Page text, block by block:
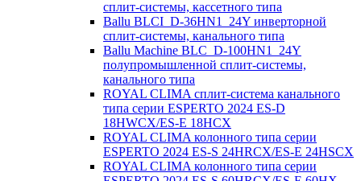
сплит-системы, кассетного типа
Ballu BLCI_D-36HN1_24Y инверторной
сплит-системы, канального типа
Ballu Machine BLC_D-100HN1_24Y
полупромышленной сплит-системы,
канального типа
ROYAL CLIMA сплит-система канального
типа серии ESPERTO 2024 ES-D
18HWCX/ES-E 18HСX
ROYAL CLIMA колонного типа серии
ESPERTO 2024 ES-S 24HRCX/ES-E 24HSCX
ROYAL CLIMA колонного типа серии